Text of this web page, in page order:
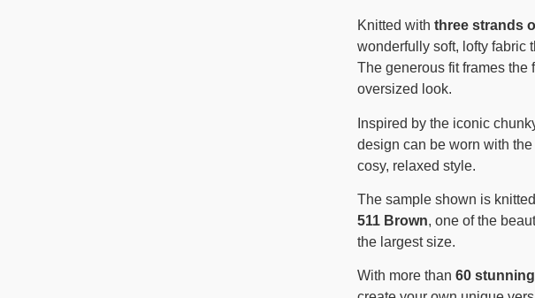
Knitted with three strands
wonderfully soft, lofty fabric
The generous fit frames
oversized look.
Inspired by the iconic
design can be worn with
cosy, relaxed style.
The sample shown is
511 Brown, one of the
the largest size.
With more than 60